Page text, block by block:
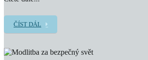
ČÍST DÁL